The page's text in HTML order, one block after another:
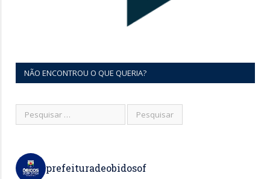
NÃO ENCONTROU O QUE QUERIA?
prefeituradeobidosof